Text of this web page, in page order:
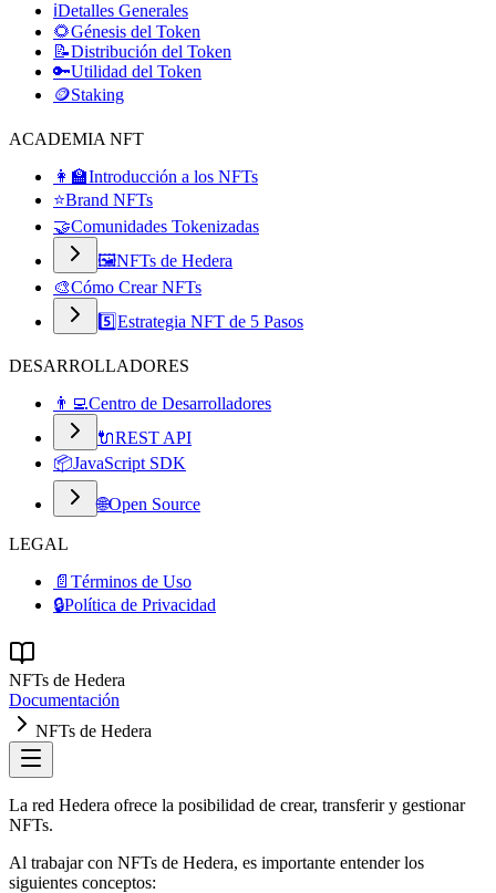
ℹ️Detalles Generales
🌻Génesis del Token
📝Distribución del Token
🔑Utilidad del Token
🪙Staking
ACADEMIA NFT
👩‍🏫Introducción a los NFTs
⭐Brand NFTs
🤝Comunidades Tokenizadas
🖼️NFTs de Hedera
🎨Cómo Crear NFTs
5️⃣Estrategia NFT de 5 Pasos
DESARROLLADORES
👨‍💻Centro de Desarrolladores
🔌REST API
📦JavaScript SDK
🌐Open Source
LEGAL
📄 Términos de Uso
🔒Política de Privacidad
NFTs de Hedera
Documentación
NFTs de Hedera
La red Hedera ofrece la posibilidad de crear, transferir y gestionar
NFTs.
Al trabajar con NFTs de Hedera, es importante entender los
siguientes conceptos: